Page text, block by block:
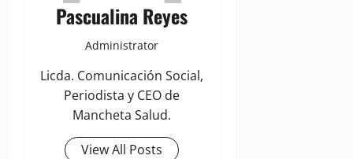
Pascualina Reyes
Administrator
Licda. Comunicación Social,
Periodista y CEO de
Mancheta Salud.
View All Posts